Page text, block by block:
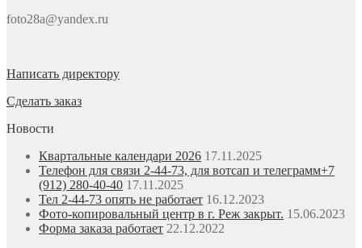
foto28a@yandex.ru
Написать директору
Сделать заказ
Новости
Квартальные календари 2026 17.11.2025
Телефон для связи 2-44-73, для вотсап и телеграмм+7
(912) 280-40-40 17.11.2025
Тел 2-44-73 опять не работает 16.12.2023
Фото-копировальный центр в г. Реж закрыт. 15.06.2023
Форма заказа работает 22.12.2022